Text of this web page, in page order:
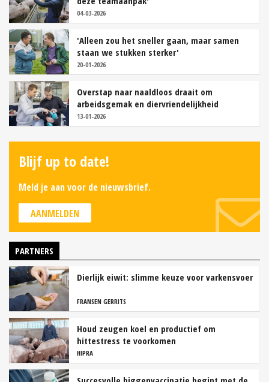
04-03-2026
'Alleen zou het sneller gaan, maar samen
staan we stukken sterker'
20-01-2026
Overstap naar naaldloos draait om
arbeidsgemak en diervriendelijkheid
13-01-2026
Blijf up to date!
Meld je aan voor de nieuwsbrief.
AANMELDEN
PARTNERS
Dierlijk eiwit: slimme keuze voor varkensvoer
FRANSEN GERRITS
Houd zeugen koel en productief om
hittestress te voorkomen
HIPRA